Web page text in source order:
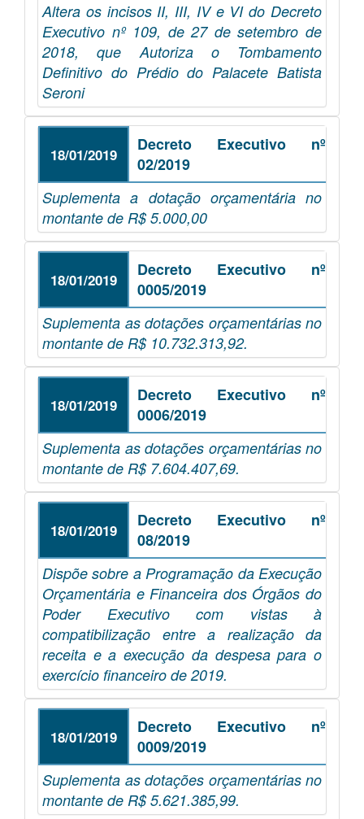
Altera os incisos II, III, IV e VI do Decreto
Executivo nº 109, de 27 de setembro de
2018, que Autoriza o Tombamento
Definitivo do Prédio do Palacete Batista
Seroni
18/01/2019
Decreto Executivo nº
02/2019
Suplementa a dotação orçamentária no
montante de R$ 5.000,00
18/01/2019
Decreto Executivo nº
0005/2019
Suplementa as dotações orçamentárias no
montante de R$ 10.732.313,92.
18/01/2019
Decreto Executivo nº
0006/2019
Suplementa as dotações orçamentárias no
montante de R$ 7.604.407,69.
18/01/2019
Decreto Executivo nº
08/2019
Dispõe sobre a Programação da Execução
Orçamentária e Financeira dos Órgãos do
Poder Executivo com vistas à
compatibilização entre a realização da
receita e a execução da despesa para o
exercício financeiro de 2019.
18/01/2019
Decreto Executivo nº
0009/2019
Suplementa as dotações orçamentárias no
montante de R$ 5.621.385,99.